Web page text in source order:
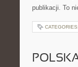
publikacji. To
CATEGORIES: